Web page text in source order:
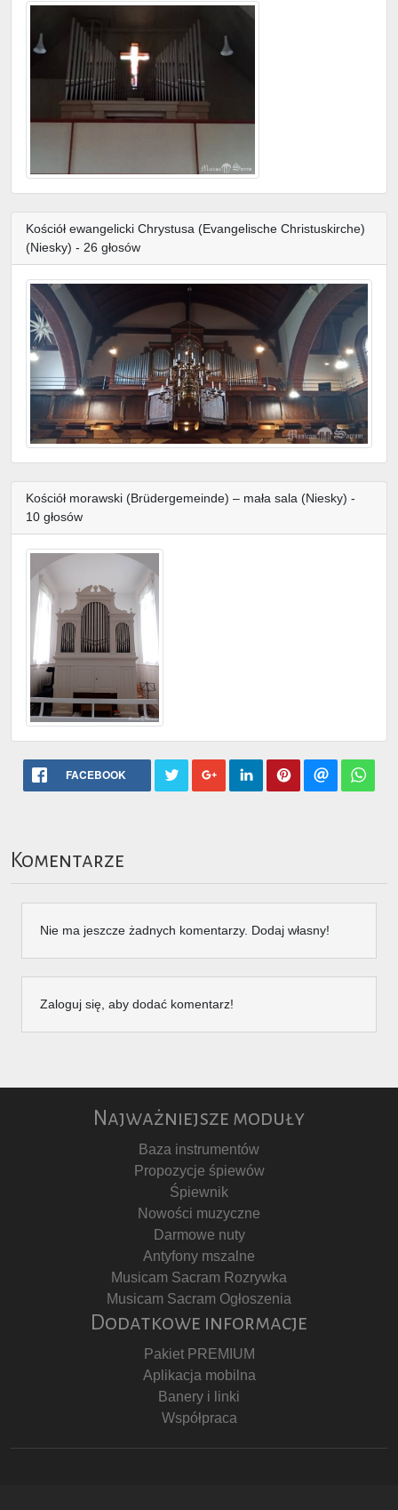
Kościół ewangelicki Chrystusa (Evangelische Christuskirche)
(Niesky) - 26 głosów
Kościół morawski (Brüdergemeinde) – mała sala (Niesky) -
10 głosów
FACEBOOK
Komentarze
Nie ma jeszcze żadnych komentarzy. Dodaj własny!
Zaloguj się, aby dodać komentarz!
Najważniejsze moduły
Baza instrumentów
Propozycje śpiewów
Śpiewnik
Nowości muzyczne
Darmowe nuty
Antyfony mszalne
Musicam Sacram Rozrywka
Musicam Sacram Ogłoszenia
Dodatkowe informacje
Pakiet PREMIUM
Aplikacja mobilna
Banery i linki
Współpraca